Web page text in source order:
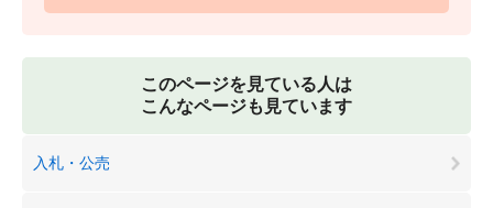
このページを見ている人は
こんなページも見ています
入札・公売